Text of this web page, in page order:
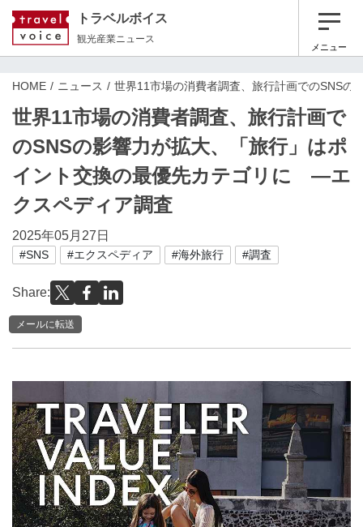
トラベルボイス
観光産業ニュース
メニュー
HOME ニュース 世界11市場の消費者調査、旅行計画でのSNS
世界11市場の消費者調査、旅行計画で
のSNSの影響力が拡大、「旅行」はポ
イント交換の最優先カテゴリに —エ
クスペディア調査
2025年05月27日
#SNS #エクスペディア #海外旅行 #調査
Share:
メールに転送